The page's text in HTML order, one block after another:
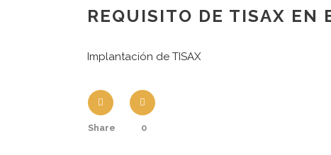
REQUISITO DE TISAX EN
Implantación de TISAX
Share 0